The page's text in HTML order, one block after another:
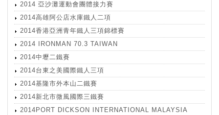
2014 亞沙灘運動會團體接力賽
2014高雄阿公店水庫鐵人二項
2014香港亞洲青年鐵人三項錦標賽
2014 IRONMAN 70.3 TAIWAN
2014中壢二鐵賽
2014台東之美國際鐵人三項
2014基隆市外本山二鐵賽
2014新北市微風國際三鐵賽
2014PORT DICKSON INTERNATIONAL MALAYSIA